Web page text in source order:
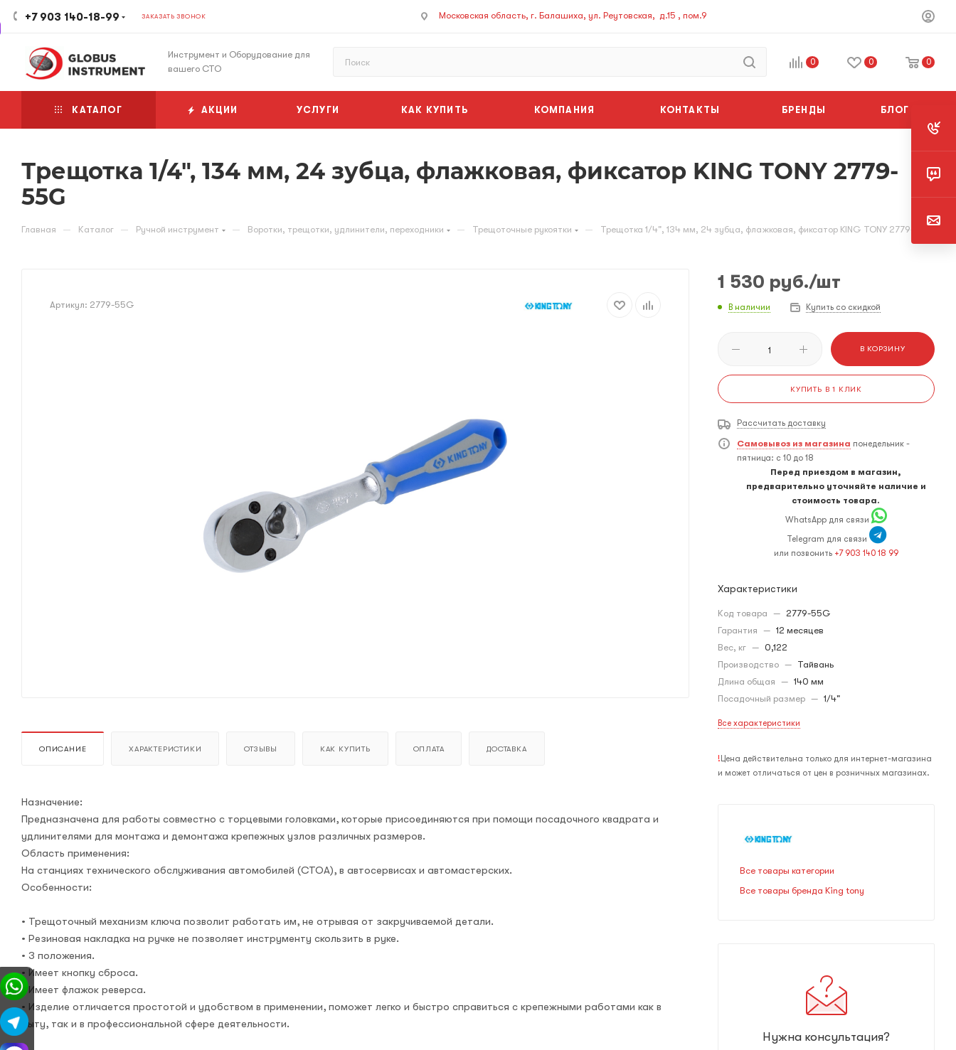
+7 903 140-18-99 ЗАКАЗАТЬ ЗВОНОК Московская область, г. Балашиха, ул. Реутовская, д.15 , пом.9
Инструмент и Оборудование для
вашего СТО
0 0 0
КАТАЛОГ АКЦИИ УСЛУГИ КАК КУПИТЬ КОМПАНИЯ КОНТАКТЫ БРЕНДЫ БЛОГ
Трещотка 1/4", 134 мм, 24 зубца, флажковая, фиксатор KING TONY 2779-
55G
Главная — Каталог — Ручной инструмент — Воротки, трещотки, удлинители, переходники — Трещоточные рукоятки — Трещотка 1/4", 134 мм, 24 зубца, флажковая, фиксатор KING TONY 2779-55G
Артикул: 2779-55G
ОПИСАНИЕ ХАРАКТЕРИСТИКИ ОТЗЫВЫ КАК КУПИТЬ ОПЛАТА ДОСТАВКА
Назначение:
Предназначена для работы совместно с торцевыми головками, которые присоединяются при помощи посадочного квадрата и
удлинителями для монтажа и демонтажа крепежных узлов различных размеров.
Область применения:
На станциях технического обслуживания автомобилей (СТОА), в автосервисах и автомастерских.
Особенности:
• Трещоточный механизм ключа позволит работать им, не отрывая от закручиваемой детали.
• Резиновая накладка на ручке не позволяет инструменту скользить в руке.
• 3 положения.
• Имеет кнопку сброса.
• Имеет флажок реверса.
• Изделие отличается простотой и удобством в применении, поможет легко и быстро справиться с крепежными работами как в
быту, так и в профессиональной сфере деятельности.
1 530 руб./шт
В наличии Купить со скидкой
В КОРЗИНУ
КУПИТЬ В 1 КЛИК
Рассчитать доставку
Самовывоз из магазина понедельник -
пятница: с 10 до 18
Перед приездом в магазин,
предварительно уточняйте наличие и
стоимость товара.
WhatsApp для связи
Telegram для связи
или позвонить +7 903 140 18 99
Характеристики
Код товара — 2779-55G
Гарантия — 12 месяцев
Вес, кг — 0,122
Производство — Тайвань
Длина общая — 140 мм
Посадочный размер — 1/4"
Все характеристики
! Цена действительна только для интернет-магазина
и может отличаться от цен в розничных магазинах.
Все товары категории
Все товары бренда King tony
Нужна консультация?